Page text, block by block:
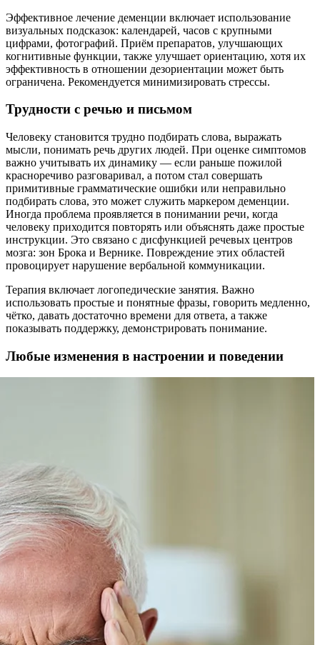
Эффективное лечение деменции включает использование
визуальных подсказок: календарей, часов с крупными
цифрами, фотографий. Приём препаратов, улучшающих
когнитивные функции, также улучшает ориентацию, хотя их
эффективность в отношении дезориентации может быть
ограничена. Рекомендуется минимизировать стрессы.
Трудности с речью и письмом
Человеку становится трудно подбирать слова, выражать
мысли, понимать речь других людей. При оценке симптомов
важно учитывать их динамику — если раньше пожилой
красноречиво разговаривал, а потом стал совершать
примитивные грамматические ошибки или неправильно
подбирать слова, это может служить маркером деменции.
Иногда проблема проявляется в понимании речи, когда
человеку приходится повторять или объяснять даже простые
инструкции. Это связано с дисфункцией речевых центров
мозга: зон Брока и Вернике. Повреждение этих областей
провоцирует нарушение вербальной коммуникации.
Терапия включает логопедические занятия. Важно
использовать простые и понятные фразы, говорить медленно,
чётко, давать достаточно времени для ответа, а также
показывать поддержку, демонстрировать понимание.
Любые изменения в настроении и поведении